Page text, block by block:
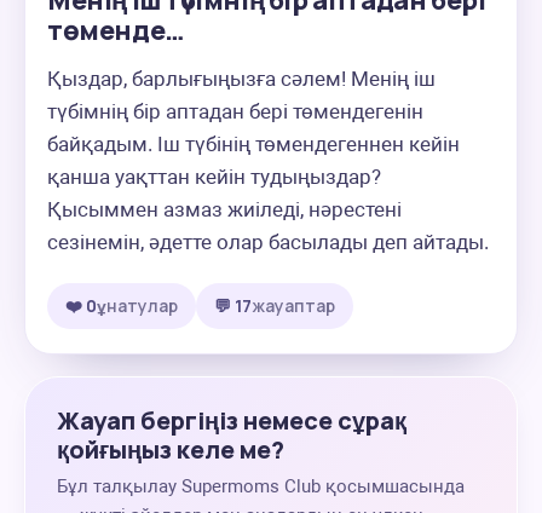
төменде…
Қыздар, барлығыңызға сәлем! Менің іш
түбімнің бір аптадан бері төмендегенін
байқадым. Іш түбінің төмендегеннен кейін
қанша уақттан кейін тудыңыздар?
Қысыммен азмаз жиіледі, нәрестені
сезінемін, әдетте олар басылады деп айтады.
❤️ 0ұнатулар 💬 17жауаптар
Жауап бергіңіз немесе сұрақ
қойғыңыз келе ме?
Бұл талқылау Supermoms Club қосымшасында